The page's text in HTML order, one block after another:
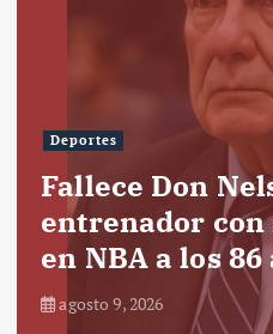
Deportes
Fallece Don
entrenador
en NBA a los 86
agosto 9, 2026